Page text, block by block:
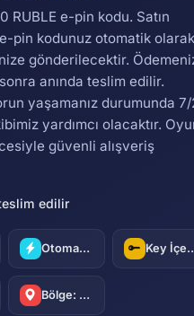
RUBLE e-pin kodu. Satın
pin kodunuz otomatik
gönderilecektir.
anında teslim edilir.
yaşamanız durumunda
yardımcı olacaktır.
güvenli alışveriş
edilir
Otomatik Teslimat Key
Bölge: Türkiye